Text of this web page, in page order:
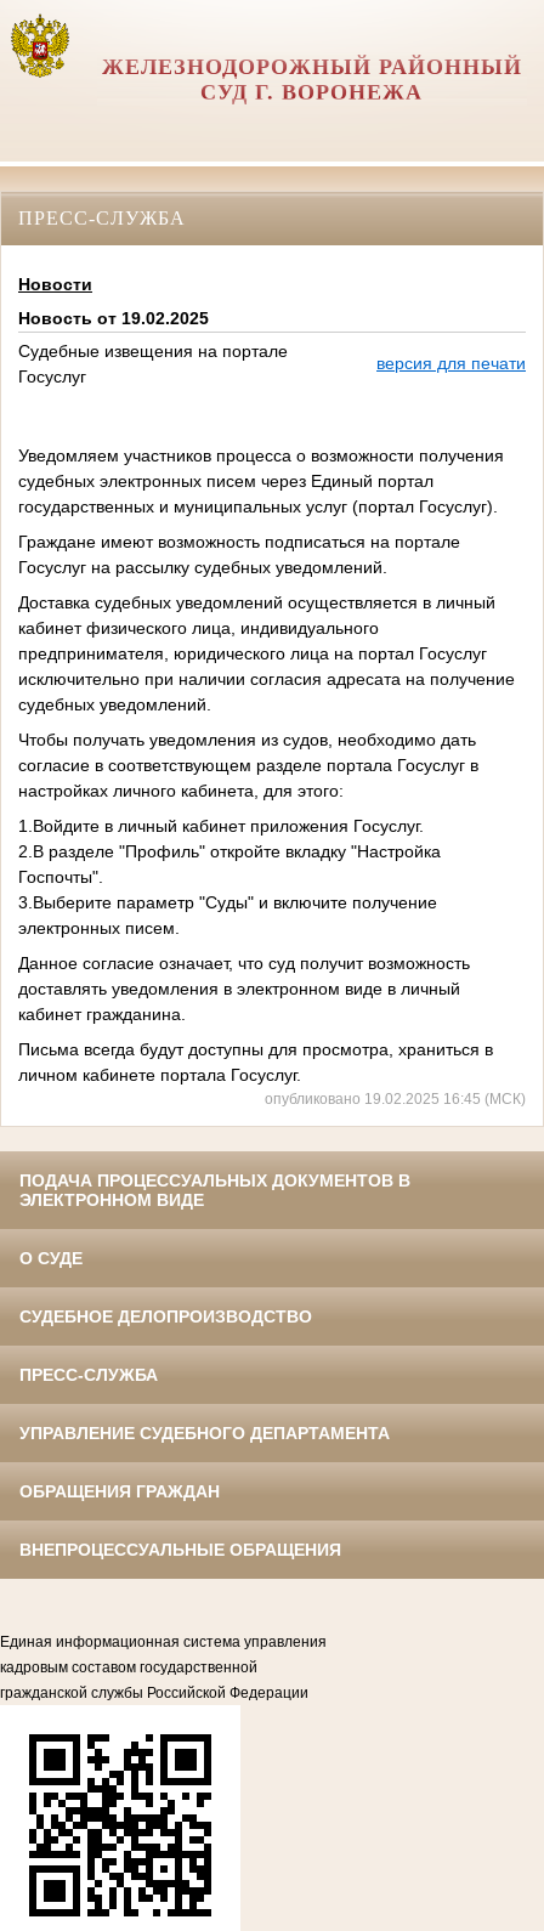
ЖЕЛЕЗНОДОРОЖНЫЙ РАЙОННЫЙ
СУД Г. ВОРОНЕЖА
ПРЕСС-СЛУЖБА
Новости
Новость от 19.02.2025
Судебные извещения на портале
Госуслуг
версия для печати
Уведомляем участников процесса о возможности получения
судебных электронных писем через Единый портал
государственных и муниципальных услуг (портал Госуслуг).
Граждане имеют возможность подписаться на портале
Госуслуг на рассылку судебных уведомлений.
Доставка судебных уведомлений осуществляется в личный
кабинет физического лица, индивидуального
предпринимателя, юридического лица на портал Госуслуг
исключительно при наличии согласия адресата на получение
судебных уведомлений.
Чтобы получать уведомления из судов, необходимо дать
согласие в соответствующем разделе портала Госуслуг в
настройках личного кабинета, для этого:
1.Войдите в личный кабинет приложения Госуслуг.
2.В разделе "Профиль" откройте вкладку "Настройка
Госпочты".
3.Выберите параметр "Суды" и включите получение
электронных писем.
Данное согласие означает, что суд получит возможность
доставлять уведомления в электронном виде в личный
кабинет гражданина.
Письма всегда будут доступны для просмотра, храниться в
личном кабинете портала Госуслуг.
опубликовано 19.02.2025 16:45 (МСК)
ПОДАЧА ПРОЦЕССУАЛЬНЫХ ДОКУМЕНТОВ В
ЭЛЕКТРОННОМ ВИДЕ
О СУДЕ
СУДЕБНОЕ ДЕЛОПРОИЗВОДСТВО
ПРЕСС-СЛУЖБА
УПРАВЛЕНИЕ СУДЕБНОГО ДЕПАРТАМЕНТА
ОБРАЩЕНИЯ ГРАЖДАН
ВНЕПРОЦЕССУАЛЬНЫЕ ОБРАЩЕНИЯ
Единая информационная система управления
кадровым составом государственной
гражданской службы Российской Федерации